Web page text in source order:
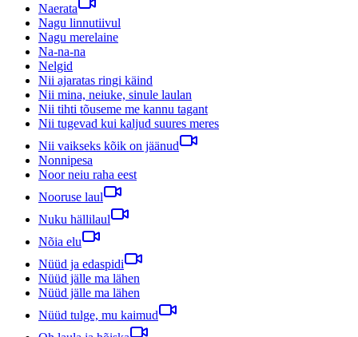
Naerata
Nagu linnutiivul
Nagu merelaine
Na-na-na
Nelgid
Nii ajaratas ringi käind
Nii mina, neiuke, sinule laulan
Nii tihti tõuseme me kannu tagant
Nii tugevad kui kaljud suures meres
Nii vaikseks kõik on jäänud
Nonnipesa
Noor neiu raha eest
Nooruse laul
Nuku hällilaul
Nõia elu
Nüüd ja edaspidi
Nüüd jälle ma lähen
Nüüd jälle ma lähen
Nüüd tulge, mu kaimud